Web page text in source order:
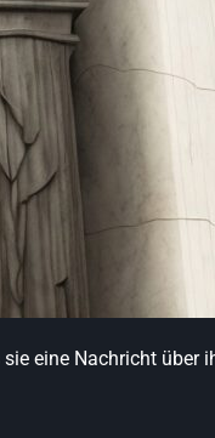
eine Nachricht über